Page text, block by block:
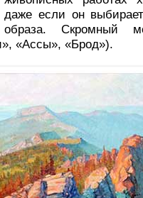
даже если он
образа. Скромный
«Ассы», «Брод»).